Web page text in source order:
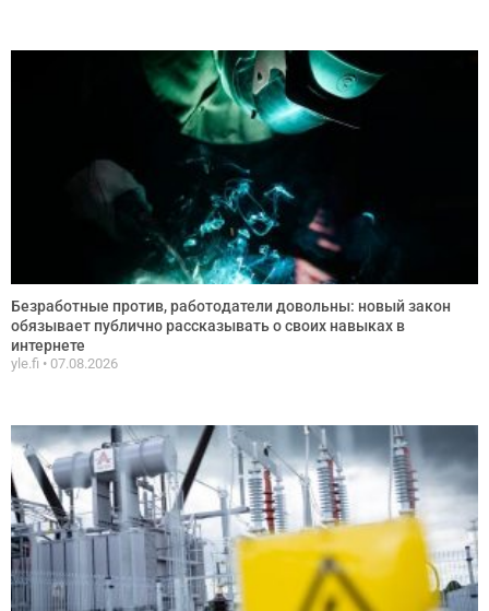
Безработные против, работодатели довольны: новый закон
обязывает публично рассказывать о своих навыках в
интернете
yle.fi 07.08.2026